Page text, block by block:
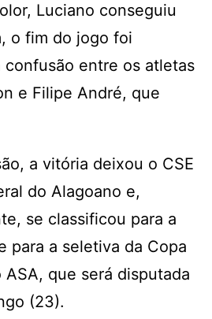
Luciano conseguiu
o fim do jogo foi
confusão entre os atletas
e Filipe André, que
a vitória deixou o CSE
do Alagoano e,
se classificou para a
para a seletiva da Copa
que será disputada
(23).